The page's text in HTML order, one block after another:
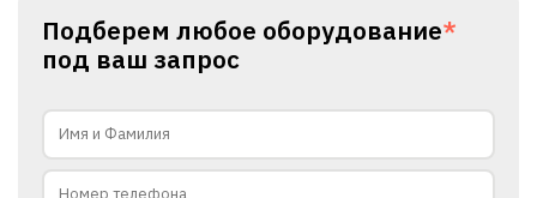
Подберем любое оборудование*
под ваш запрос